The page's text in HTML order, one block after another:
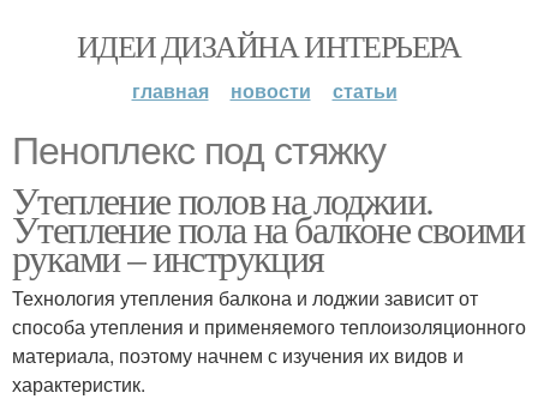
ИДЕИ ДИЗАЙНА ИНТЕРЬЕРА
главная новости статьи
Пеноплекс под стяжку
Утепление полов на лоджии.
Утепление пола на балконе своими
руками – инструкция
Технология утепления балкона и лоджии зависит от
способа утепления и применяемого теплоизоляционного
материала, поэтому начнем с изучения их видов и
характеристик.